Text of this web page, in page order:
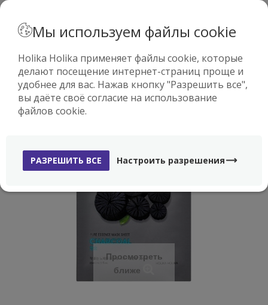
BEST SELLER
Просмотреть
ближе
Мы используем файлы cookie
Holika Holika применяет файлы cookie, которые
делают посещение интернет-страниц проще и
удобнее для вас. Нажав кнопку "Разрешить все",
вы даёте своё согласие на использование
файлов cookie.
РАЗРЕШИТЬ ВСЕ Настроить разрешения